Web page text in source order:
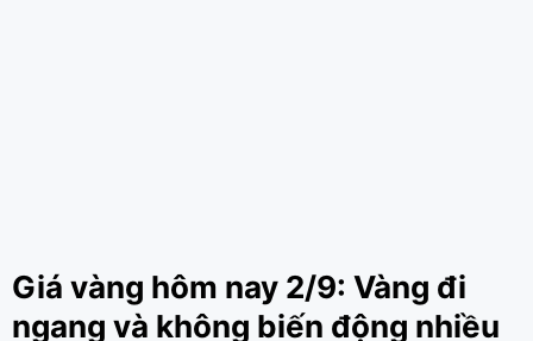
Giá vàng hôm nay 2/9: Vàng đi
ngang và không biến động nhiều